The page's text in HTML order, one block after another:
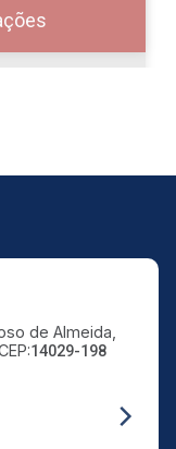
11
12
de Almeida,
14029-198